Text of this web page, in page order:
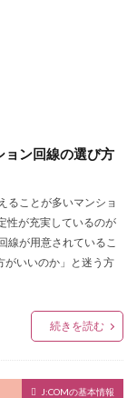
ョン回線の選び方
ることが多いマンショ
性が充実しているのが
線が用意されているこ
がいいのか」と迷う方
続きを読む
J:COMの基本情報